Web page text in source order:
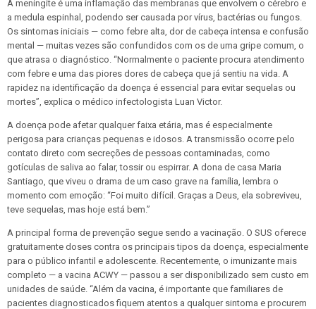
A meningite é uma inflamação das membranas que envolvem o cérebro e
a medula espinhal, podendo ser causada por vírus, bactérias ou fungos.
Os sintomas iniciais — como febre alta, dor de cabeça intensa e confusão
mental — muitas vezes são confundidos com os de uma gripe comum, o
que atrasa o diagnóstico. “Normalmente o paciente procura atendimento
com febre e uma das piores dores de cabeça que já sentiu na vida. A
rapidez na identificação da doença é essencial para evitar sequelas ou
mortes”, explica o médico infectologista Luan Victor.
A doença pode afetar qualquer faixa etária, mas é especialmente
perigosa para crianças pequenas e idosos. A transmissão ocorre pelo
contato direto com secreções de pessoas contaminadas, como
gotículas de saliva ao falar, tossir ou espirrar. A dona de casa Maria
Santiago, que viveu o drama de um caso grave na família, lembra o
momento com emoção: “Foi muito difícil. Graças a Deus, ela sobreviveu,
teve sequelas, mas hoje está bem.”
A principal forma de prevenção segue sendo a vacinação. O SUS oferece
gratuitamente doses contra os principais tipos da doença, especialmente
para o público infantil e adolescente. Recentemente, o imunizante mais
completo — a vacina ACWY — passou a ser disponibilizado sem custo em
unidades de saúde. “Além da vacina, é importante que familiares de
pacientes diagnosticados fiquem atentos a qualquer sintoma e procurem